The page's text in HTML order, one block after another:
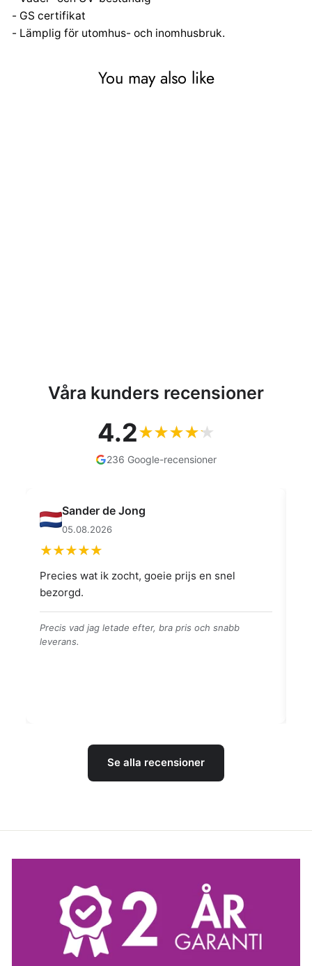
- GS certifikat
- Lämplig för utomhus- och inomhusbruk.
You may also like
Våra kunders recensioner
4.2
236 Google-recensioner
Sander de Jong
05.08.2026
Precies wat ik zocht, goeie prijs en snel
bezorgd.
Precis vad jag letade efter, bra pris och snabb
leverans.
Se alla recensioner